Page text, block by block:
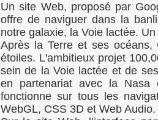
Un site Web, proposé par
offre de naviguer dans la
notre galaxie, la Voie lactée.
Après la Terre et ses océans,
étoiles. L'ambitieux projet
sein de la Voie lactée et de
en partenariat avec la Nasa
fonctionne sur tous les
WebGL, CSS 3D et Web Audio.